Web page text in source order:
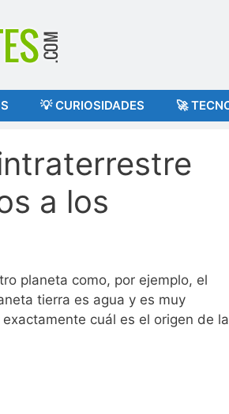
💡 CURIOSIDADES 🚀
a los
planeta como, por ejemplo, el
tierra es agua y es muy
cuál es el origen de la